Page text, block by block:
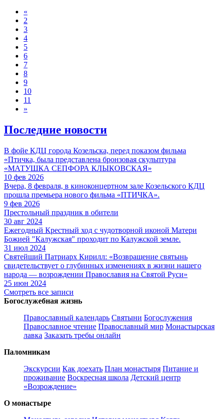
«
2
3
4
5
6
7
8
9
10
11
»
Последние новости
В фойе КДЦ города Козельска, перед показом фильма
«Птичка, была представлена бронзовая скульптура
«МАТУШКА СЕПФОРА КЛЫКОВСКАЯ»
10 фев 2026
Вчера, 8 февраля, в киноконцертном зале Козельского КДЦ
прошла премьера нового фильма «ПТИЧКА».
9 фев 2026
Престольный праздник в обители
30 авг 2024
Ежегодный Крестный ход с чудотворной иконой Матери
Божией "Калужская" проходит по Калужской земле.
31 июл 2024
Святейший Патриарх Кирилл: «Возвращение святынь
свидетельствует о глубинных изменениях в жизни нашего
народа — возрождении Православия на Святой Руси»
25 июн 2024
Смотреть все записи
Богослужебная жизнь
Православный календарь Святыни Богослужения
Православное чтение Православный мир Монастырская
лавка Заказать требы онлайн
Паломникам
Экскурсии Как доехать План монастыря Питание и
проживание Воскресная школа Детский центр
«Возрождение»
О монастыре